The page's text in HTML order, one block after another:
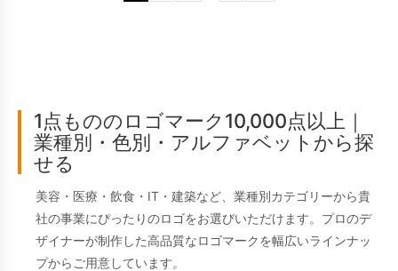
1点もののロゴマーク10,000点以上｜
業種別・色別・アルファベットから探
せる
美容・医療・飲食・IT・建築など、業種別カテゴリーから貴
社の事業にぴったりのロゴをお選びいただけます。プロのデ
ザイナーが制作した高品質なロゴマークを幅広いラインナッ
プからご用意しています。